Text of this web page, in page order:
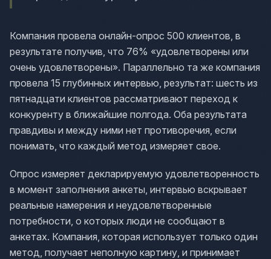
Компания провела онлайн-опрос 500 клиентов, в
результате получив, что 76% «удовлетворены или
очень удовлетворены». Параллельно та же компания
провела 15 глубинных интервью, результат: шесть из
пятнадцати клиентов рассматривают переход к
конкуренту в ближайшие полгода. Оба результата
правдивы и между ними нет противоречия, если
понимать, что каждый метод измеряет свое.
Опрос измеряет декларируемую удовлетворенность
в момент заполнения анкеты, интервью вскрывает
реальные намерения и неудовлетворенные
потребности, о которых люди не сообщают в
анкетах. Компания, которая использует только один
метод, получает неполную картину, и принимает